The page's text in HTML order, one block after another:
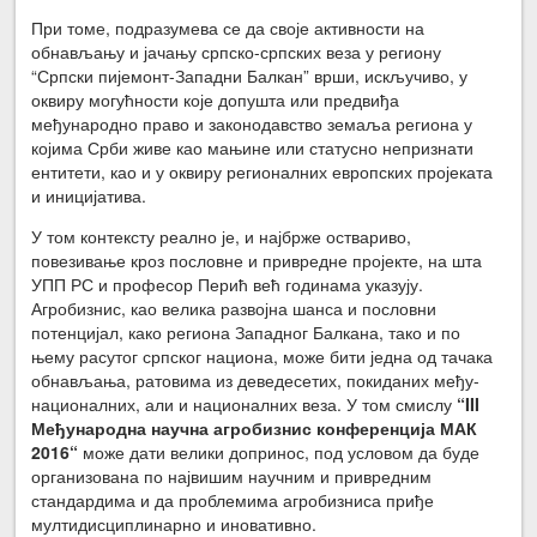
При томе, подразумева се да своје активности на
обнављању и јачању српско-српских веза у региону
“Српски пијемонт-Западни Балкан” врши, искључиво, у
оквиру могућности које допушта или предвиђа
међународно право и законодавство земаља региона у
којима Срби живе као мањине или статусно непризнати
ентитети, као и у оквиру регионалних европских пројеката
и иницијатива.
У том контексту реално је, и најбрже оствариво,
повезивање кроз пословне и привредне пројекте, на шта
УПП РС и професор Перић већ годинама указују.
Агробизнис, као велика развојна шанса и пословни
потенцијал, како региона Западног Балкана, тако и по
њему расутог српског национа, може бити једна од тачака
обнављања, ратовима из деведесетих, покиданих међу-
националних, али и националних веза. У том смислу “III
Међународна научна агробизнис конференција МАК
2016“ може дати велики допринос, под условом да буде
организована по највишим научним и привредним
стандардима и да проблемима агробизниса приђе
мултидисциплинарно и иновативно.